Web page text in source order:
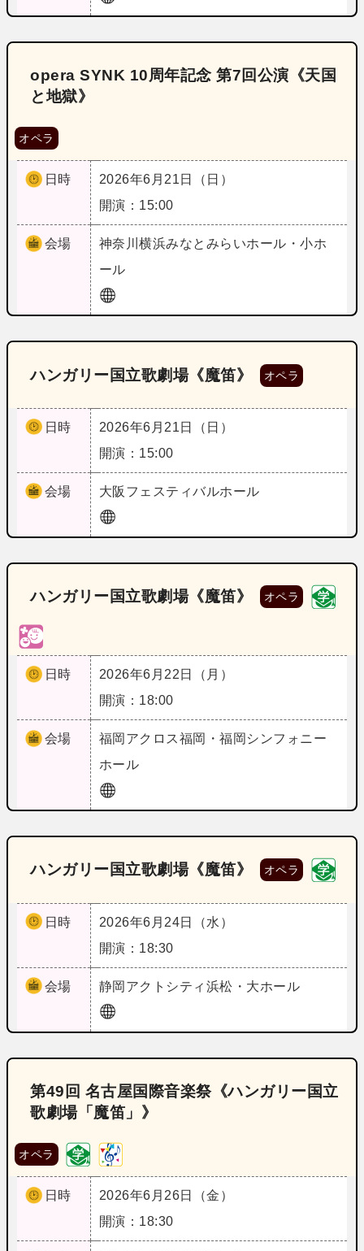
opera SYNK 10周年記念 第7回公演《天国
と地獄》
オペラ
日時
2026年6月21日（日）
開演：15:00
会場 神奈川横浜みなとみらいホール・小ホ
ール
ハンガリー国立歌劇場《魔笛》 オペラ
日時
2026年6月21日（日）
開演：15:00
会場 大阪 フェスティバルホール
ハンガリー国立歌劇場《魔笛》 オペラ
日時
2026年6月22日（月）
開演：18:00
会場 福岡 アクロス福岡・福岡シンフォニー
ホール
ハンガリー国立歌劇場《魔笛》 オペラ
日時
2026年6月24日（水）
開演：18:30
会場 静岡 アクトシティ浜松・大ホール
第49回 名古屋国際音楽祭《ハンガリー国立
歌劇場「魔笛」》
オペラ
日時
2026年6月26日（金）
開演：18:30